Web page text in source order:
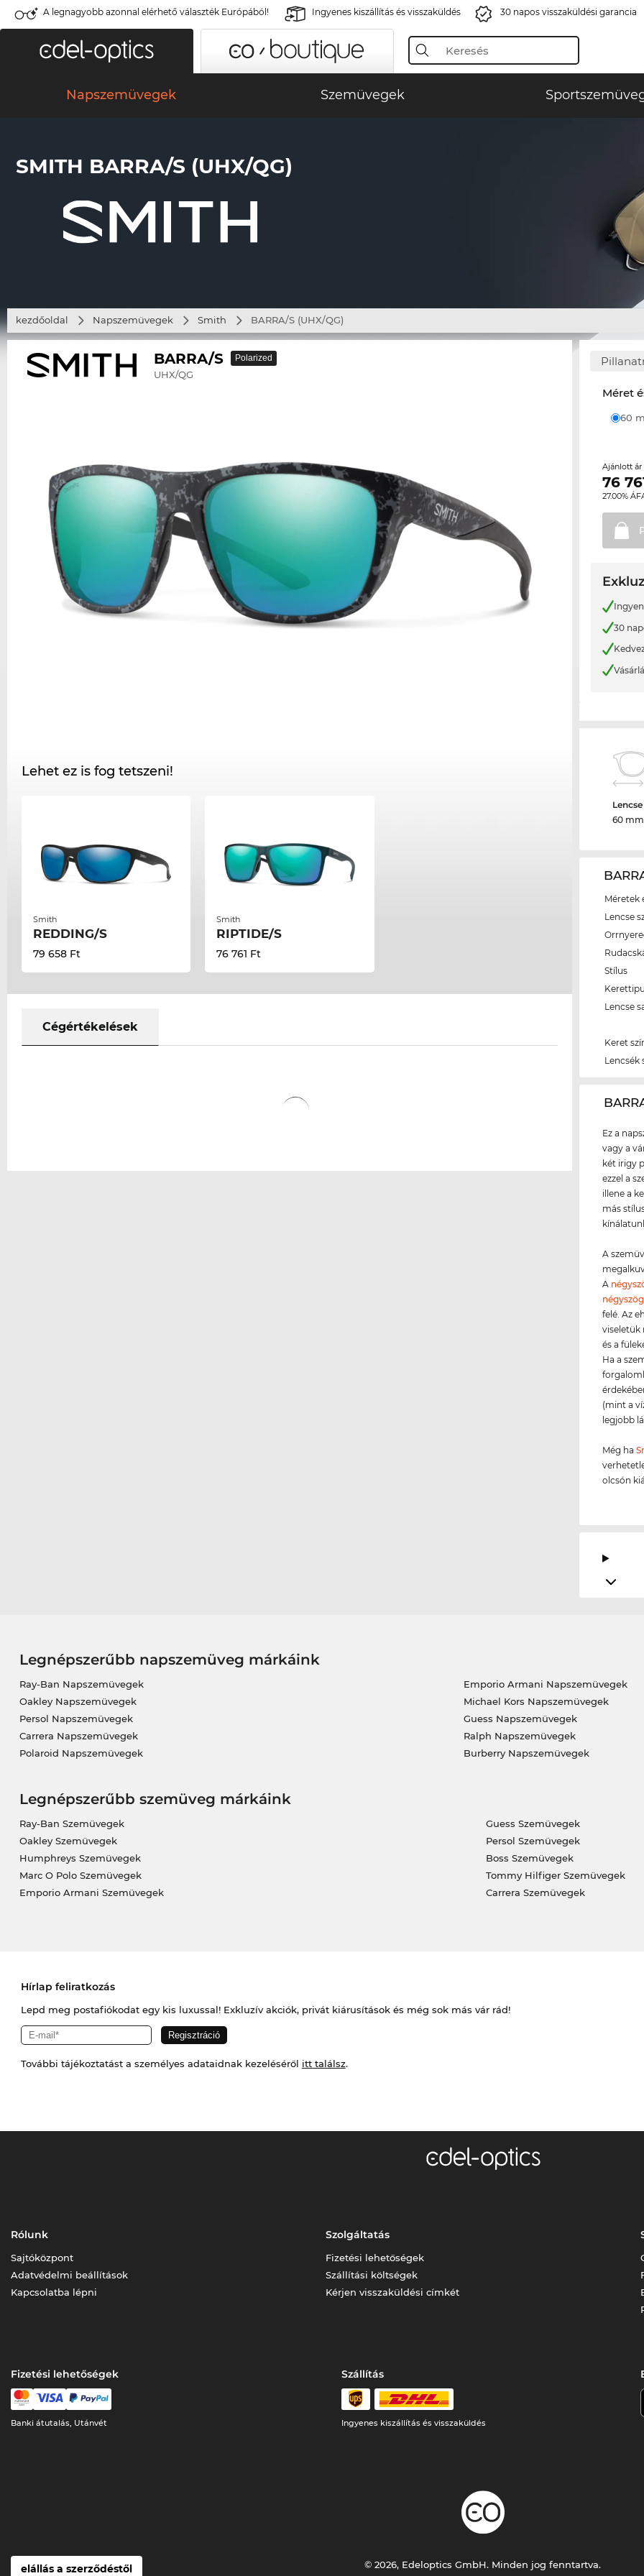
A legnagyobb azonnal elérhető választék Európából! Ingyenes kiszállítás és visszaküldés 30 napos visszaküldési garancia
Napszemüvegek Szemüvegek
SMITH BARRA/S (UHX/QG)
kezdőoldal Napszemüvegek Smith BARRA/S (UHX/QG)
BARRA/S
UHX/QG
Polarized
Lehet ez is fog tetszeni!
Smith
REDDING/S
79 658 Ft
Smith
RIPTIDE/S
76 761 Ft
Cégértékelések
Méret
60
Ajánlott ár
76
27.00%
30
60 mm
Méretek
Lencse
Stílus
Lencse
Keret
Lencsék
Ez a
vagy a
két irigy
ezzel a
illene a
más
A
A
felé. Az
viseletük
és a
Ha a
(mint a
legjobb
Még ha
olcsón
Legnépszerűbb napszemüveg márkáink
Ray-Ban Napszemüvegek
Oakley Napszemüvegek
Persol Napszemüvegek
Carrera Napszemüvegek
Polaroid Napszemüvegek
Emporio Armani Napszemüvegek
Michael Kors Napszemüvegek
Guess Napszemüvegek
Ralph Napszemüvegek
Burberry Napszemüvegek
Legnépszerűbb szemüveg márkáink
Ray-Ban Szemüvegek
Oakley Szemüvegek
Humphreys Szemüvegek
Marc O Polo Szemüvegek
Emporio Armani Szemüvegek
Guess Szemüvegek
Persol Szemüvegek
Boss Szemüvegek
Tommy Hilfiger Szemüvegek
Carrera Szemüvegek
Hírlap feliratkozás
Lepd meg postafiókodat egy kis luxussal! Exkluzív akciók, privát kiárusítások és még sok más vár rád!
További tájékoztatást a személyes adataidnak kezeléséről itt találsz.
Rólunk
Sajtóközpont
Adatvédelmi beállítások
Kapcsolatba lépni
Szolgáltatás
Fizetési lehetőségek
Szállítási költségek
Kérjen visszaküldési címkét
Fizetési lehetőségek
Banki átutalás, Utánvét
Szállítás
Ingyenes kiszállítás és visszaküldés
elállás a szerződéstől © 2026, Edeloptics GmbH. Minden jog fenntartva.